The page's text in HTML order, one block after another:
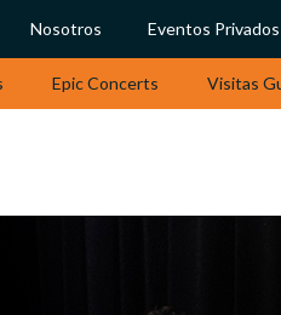
Nosotros Eventos Privados
Epic Concerts Visitas